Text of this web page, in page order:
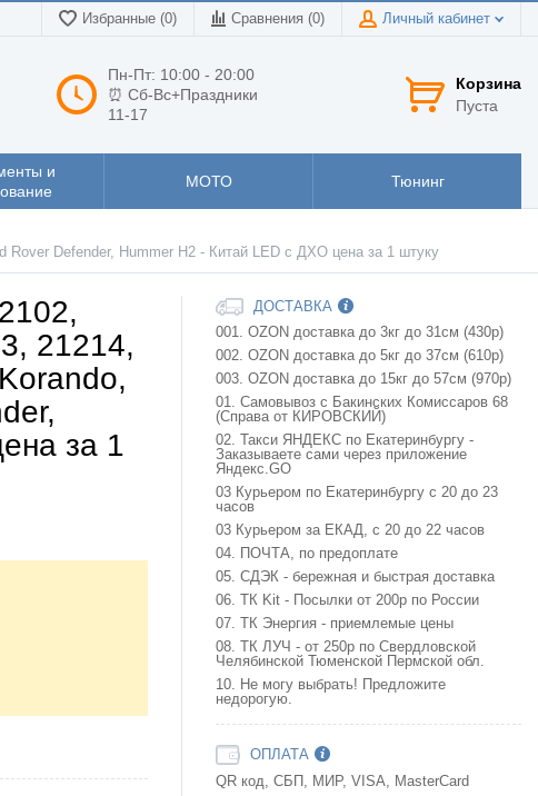
Избранные (0) Сравнения (0) Личный кабинет
Пн-Пт: 10:00 - 20:00
⏰ Сб-Вс+Праздники
11-17
Корзина
Пуста
и
МОТО Тюнинг
Rover Defender, Hummer H2 - Китай LED с ДХО цена за 1 штуку
21214,
за 1
ДОСТАВКА
001. OZON доставка до 3кг до 31см (430р)
002. OZON доставка до 5кг до 37см (610р)
003. OZON доставка до 15кг до 57см (970р)
01. Самовывоз с Бакинских Комиссаров 68
(Справа от КИРОВСКИЙ)
02. Такси ЯНДЕКС по Екатеринбургу -
Заказываете сами через приложение
Яндекс.GO
03 Курьером по Екатеринбургу с 20 до 23
часов
03 Курьером за ЕКАД, с 20 до 22 часов
04. ПОЧТА, по предоплате
05. СДЭК - бережная и быстрая доставка
06. ТК Kit - Посылки от 200р по России
07. ТК Энергия - приемлемые цены
08. ТК ЛУЧ - от 250р по Свердловской
Челябинской Тюменской Пермской обл.
10. Не могу выбрать! Предложите
недорогую.
ОПЛАТА
QR код, СБП, МИР, VISA, MasterCard